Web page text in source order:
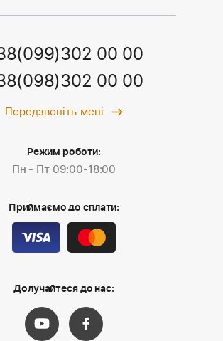
00 00
00 00
Передзвоніть мені
Режим роботи:
Пн - Пт 09:00-18:00
Приймаємо до сплати:
Долучайтеся до нас: